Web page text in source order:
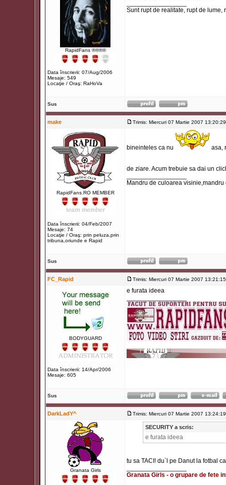
RapidFans ®®®®
Data înscrierii: 07/Aug/2006
Mesaje: 549
Locaţie / Oraş: RaHoVa
Sunt rupt de realitate, rupt de lume,
Sus
make Trimis: Miercuri 07 Martie 2007 13:20:29
RapidFans.RO MEMBER
Data înscrierii: 04/Feb/2007
Mesaje: 74
Locaţie / Oraş: prin peluza,prin
tribuna,oriunde e Rapid
bineinteles ca nu asa,
de ziare. Acum trebuie sa dai un
Mandru de culoarea visinie,mandru
Sus
FC_Rapid Trimis: Miercuri 07 Martie 2007 13:21:15
BODYGUARD
Data înscrierii: 14/Apr/2006
Mesaje: 605
e furata ideea
Sus
DarkLadY^ Trimis: Miercuri 07 Martie 2007 13:24:19
Granata Girls
SECURITY a scris:
e furata ideea
tu sa TACI! du`l pe Danut la fotbal
Granata Girls - o grupare de fete